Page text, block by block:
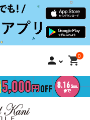
person 0
shopping_cart